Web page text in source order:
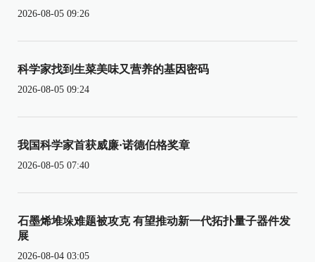
2026-08-05 09:26
科学家找到生菜美味又营养的基因密码
2026-08-05 09:24
我国科学家首获威廉·诺德伯格奖章
2026-08-05 07:40
石墨烯堆垛难题被攻克 有望推动新一代拓扑量子器件发
展
2026-08-04 03:05